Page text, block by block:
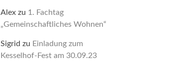
Alexzu 1. Fachtag
„Gemeinschaftliches Wohnen“
Sigrid zu Einladung zum
Kesselhof-Fest am 30.09.23